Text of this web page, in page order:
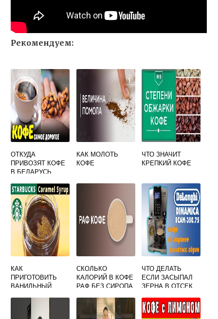
Рекомендуем:
ОТКУДА
ПРИВОЗЯТ КОФЕ
В БЕЛАРУСЬ
КАК МОЛОТЬ
КОФЕ
ЧТО ЗНАЧИТ
КРЕПКИЙ КОФЕ
КАК
ПРИГОТОВИТЬ
ВАНИЛЬНЫЙ
СКОЛЬКО
КАЛОРИЙ В КОФЕ
РАФ БЕЗ СИРОПА
ЧТО ДЕЛАТЬ
ЕСЛИ ЗАСЫПАЛ
ЗЕРНА В ОТСЕК
КОФЕ DELONGHI